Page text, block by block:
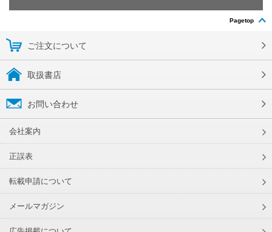
Pagetop
ご注文について
取扱書店
お問い合わせ
会社案内
正誤表
転載申請について
メールマガジン